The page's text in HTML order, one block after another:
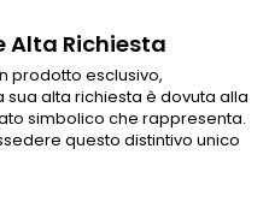
Alta Richiesta
prodotto esclusivo,
sua alta richiesta è dovuta alla
simbolico che rappresenta.
questo distintivo unico